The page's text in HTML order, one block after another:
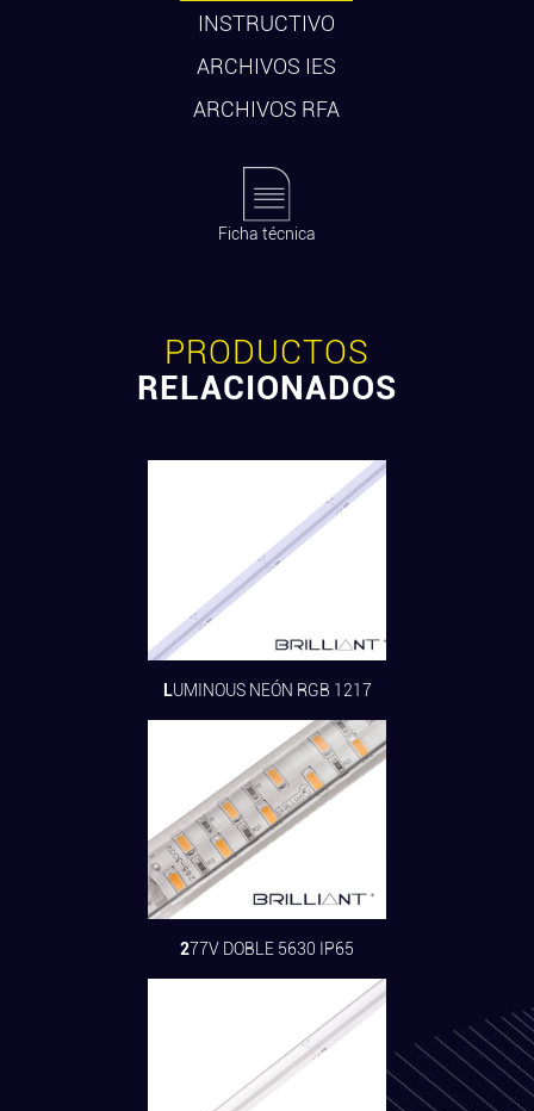
INSTRUCTIVO
ARCHIVOS IES
ARCHIVOS RFA
Ficha técnica
PRODUCTOS
RELACIONADOS
LUMINOUS NEÓN RGB 1217
277V DOBLE 5630 IP65